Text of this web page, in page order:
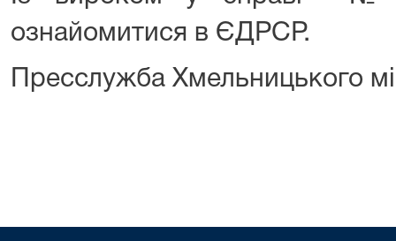
ознайомитися в ЄДРСР.
Пресслужба Хмельницького